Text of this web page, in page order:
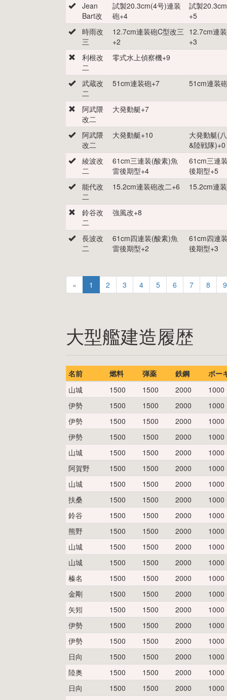
Jean
Bart改
試製20.3cm(4号)連装
砲+4
試製
+5
時雨改
三
12.7cm連装砲C型改三
+2
12.7cm連
+3
利根改
二
零式水上偵察機+9
武蔵改
二
51cm連装砲+7 51cm連装
阿武隈
改二
大発動艇+7
阿武隈
改二
大発動艇+10
大発動艇(
&陸戦隊)+0
綾波改
二
61cm三連装(酸素)魚
雷後期型+4
61cm三連
後期型+5
能代改
二
15.2cm連装砲改二+6 15.2cm連
鈴谷改
二
強風改+8
長波改
二
61cm四連装(酸素)魚
雷後期型+2
61cm四連
後期型+3
« 1 2 3 4 5 6 7 8 9
大型艦建造履歴
名前 燃料 弾薬 鉄鋼
ボー
山城
1500 1500 2000
1000
伊勢
1500 1500 2000
1000
伊勢
1500 1500 2000
1000
伊勢
1500 1500 2000
1000
山城
1500 1500 2000
1000
阿賀野
1500 1500 2000
1000
山城
1500 1500 2000
1000
扶桑
1500 1500 2000
1000
鈴谷
1500 1500 2000
1000
熊野
1500 1500 2000
1000
山城
1500 1500 2000
1000
山城
1500 1500 2000
1000
榛名
1500 1500 2000
1000
金剛
1500 1500 2000
1000
矢矧
1500 1500 2000
1000
伊勢
1500 1500 2000
1000
伊勢
1500 1500 2000
1000
日向
1500 1500 2000
1000
陸奥
1500 1500 2000
1000
日向
1500 1500 2000
1000